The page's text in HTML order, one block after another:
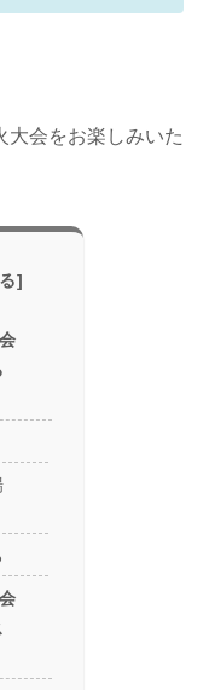
大会をお楽しみいた